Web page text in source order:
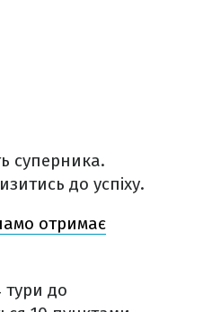
суперника.
до успіху.
отримає
тури до